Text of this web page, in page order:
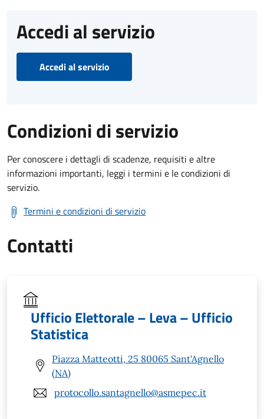
Accedi al servizio
Accedi al servizio
Condizioni di servizio
Per conoscere i dettagli di scadenze, requisiti e altre
informazioni importanti, leggi i termini e le condizioni di
servizio.
Termini e condizioni di servizio
Contatti
Ufficio Elettorale – Leva – Ufficio
Statistica
Piazza Matteotti, 25 80065 Sant'Agnello
(NA)
protocollo.santagnello@asmepec.it